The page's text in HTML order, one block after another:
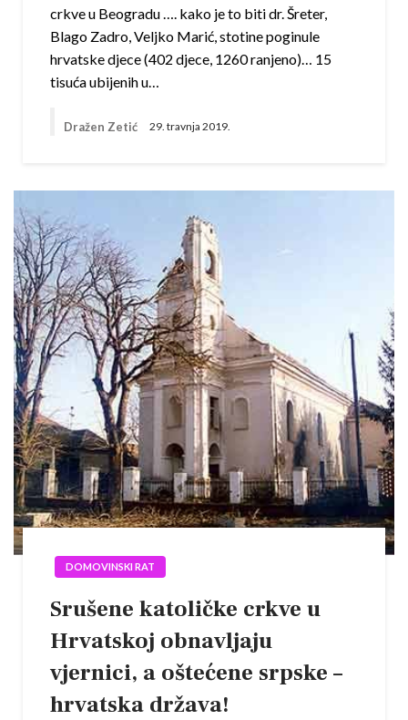
crkve u Beogradu …. kako je to biti dr. Šreter,
Blago Zadro, Veljko Marić, stotine poginule
hrvatske djece (402 djece, 1260 ranjeno)… 15
tisuća ubijenih u…
Dražen Zetić 29. travnja 2019.
DOMOVINSKI RAT
Srušene katoličke crkve u
Hrvatskoj obnavljaju
vjernici, a oštećene srpske –
hrvatska država!